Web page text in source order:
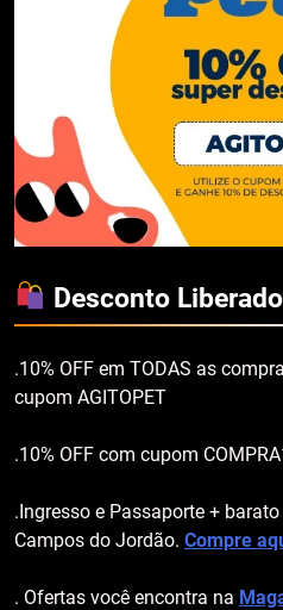
Desconto Liberado
.10% OFF em TODAS as
cupom AGITOPET
.10% OFF com cupom
.Ingresso e Passaporte + barato
Campos do Jordão. Compre
. Ofertas você encontra na